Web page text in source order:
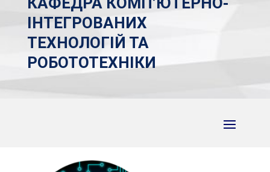
ІНТЕГРОВАНИХ
ТЕХНОЛОГІЙ ТА
РОБОТОТЕХНІКИ